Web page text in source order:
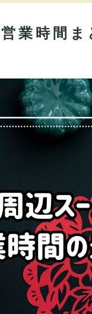
業時間